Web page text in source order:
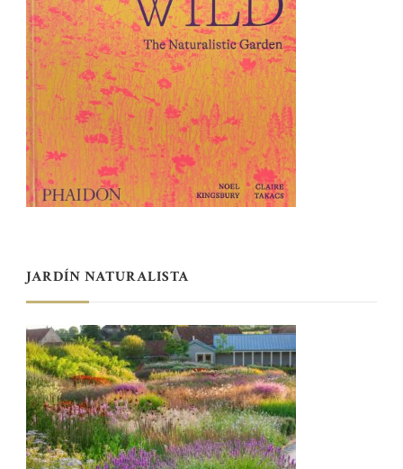
JARDÍN NATURALISTA